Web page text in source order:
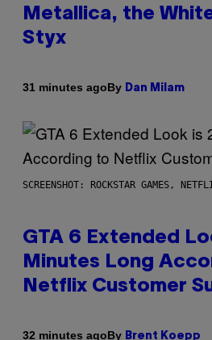
Metallica, the
Styx
31 minutes agoBy Dan Milam
SCREENSHOT: ROCKSTAR GAMES,
GTA 6 Extended
Minutes Long
Netflix Customer
32 minutes agoBy Brent Koepp